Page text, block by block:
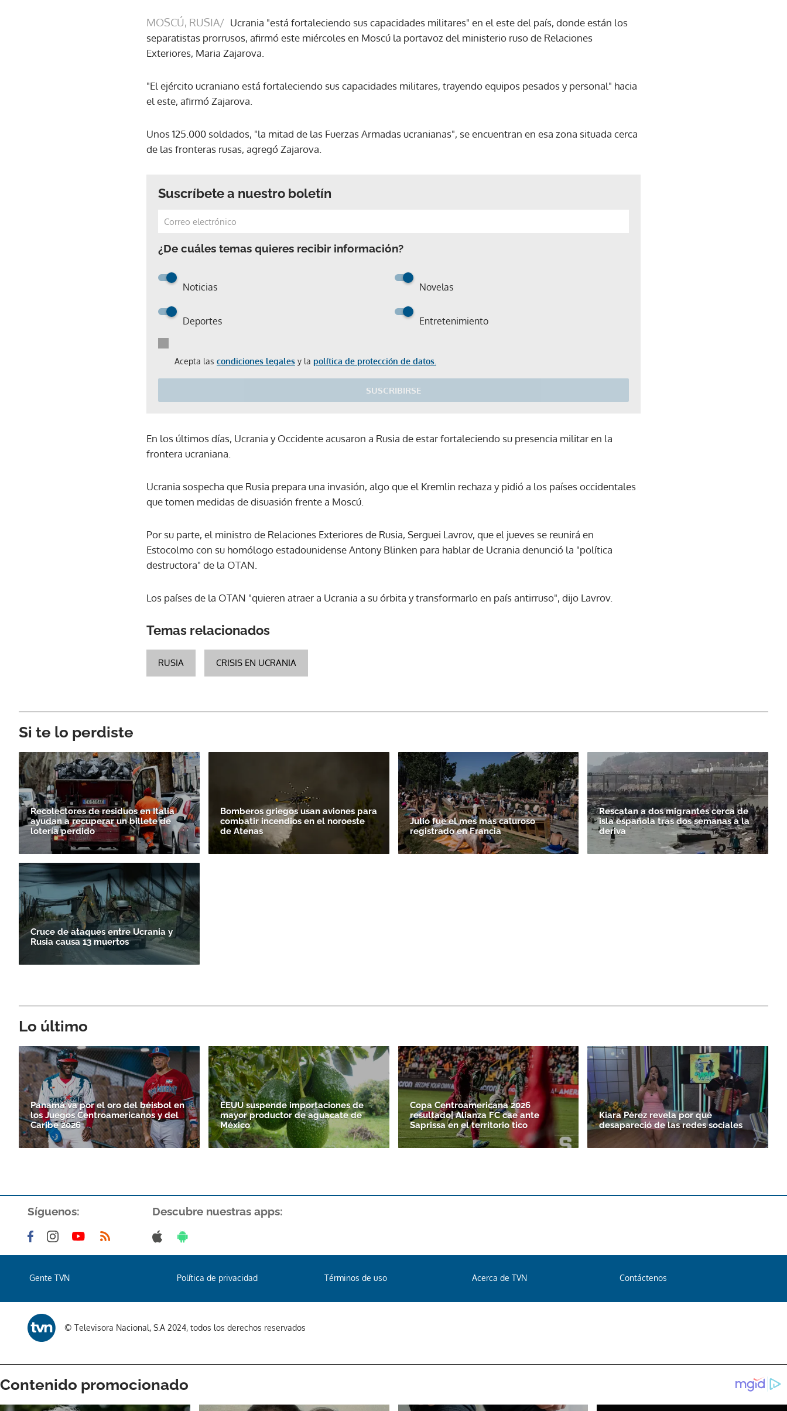
MOSCÚ, RUSIA/ Ucrania "está fortaleciendo sus capacidades militares" en el este del país, donde están los
separatistas prorrusos, afirmó este miércoles en Moscú la portavoz del ministerio ruso de Relaciones
Exteriores, Maria Zajarova.
"El ejército ucraniano está fortaleciendo sus capacidades militares, trayendo equipos pesados y personal" hacia
el este, afirmó Zajarova.
Unos 125.000 soldados, "la mitad de las Fuerzas Armadas ucranianas", se encuentran en esa zona situada cerca
de las fronteras rusas, agregó Zajarova.
Suscríbete a nuestro boletín
¿De cuáles temas quieres recibir información?
Noticias Novelas
Deportes Entretenimiento
Acepta las condiciones legales y la política de protección de datos.
SUSCRIBIRSE
En los últimos días, Ucrania y Occidente acusaron a Rusia de estar fortaleciendo su presencia militar en la
frontera ucraniana.
Ucrania sospecha que Rusia prepara una invasión, algo que el Kremlin rechaza y pidió a los países occidentales
que tomen medidas de disuasión frente a Moscú.
Por su parte, el ministro de Relaciones Exteriores de Rusia, Serguei Lavrov, que el jueves se reunirá en
Estocolmo con su homólogo estadounidense Antony Blinken para hablar de Ucrania denunció la "política
destructora" de la OTAN.
Los países de la OTAN "quieren atraer a Ucrania a su órbita y transformarlo en país antirruso", dijo Lavrov.
Temas relacionados
RUSIA CRISIS EN UCRANIA
Si te lo perdiste
Recolectores de residuos en Italia
ayudan a recuperar un billete de
lotería perdido
Bomberos griegos usan aviones para
combatir incendios en el noroeste
de Atenas
Julio fue el mes más caluroso
registrado en Francia
Rescatan a dos migrantes cerca de
isla española tras dos semanas a la
deriva
Cruce de ataques entre Ucrania y
Rusia causa 13 muertos
Lo último
Panamá va por el oro del béisbol en
los Juegos Centroamericanos y del
Caribe 2026
EEUU suspende importaciones de
mayor productor de aguacate de
México
Copa Centroamericana 2026
resultado| Alianza FC cae ante
Saprissa en el territorio tico
Kiara Pérez revela por qué
desapareció de las redes sociales
Síguenos: Descubre nuestras apps:
Gente TVN Política de privacidad Términos de uso Acerca de TVN Contáctenos
© Televisora Nacional, S.A 2024, todos los derechos reservados